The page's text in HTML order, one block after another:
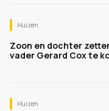
Huizen
Zoon en dochter
vader Gerard Cox te
Huizen